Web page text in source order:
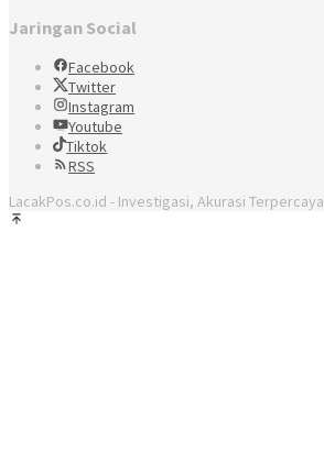
Jaringan Social
Facebook
Twitter
Instagram
Youtube
Tiktok
RSS
LacakPos.co.id - Investigasi, Akurasi Terpercaya